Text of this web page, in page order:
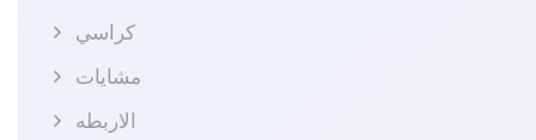
كراسي
مشايات
الاربطه